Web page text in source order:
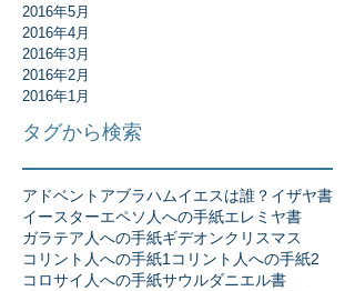
2016年5月
2016年4月
2016年3月
2016年2月
2016年1月
タグから検索
アドベント アブラハムイエスは誰？ イザヤ書
イースターエペソ人への手紙エレミヤ書
ガラテア人への手紙ギデオンクリスマス
コリント人への手紙1 コリント人への手紙2
コロサイ人への手紙サウルダニエル書